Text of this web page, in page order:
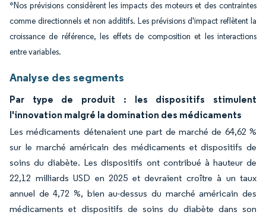
*Nos prévisions considèrent les impacts des moteurs et des contraintes
comme directionnels et non additifs. Les prévisions d'impact reflètent la
croissance de référence, les effets de composition et les interactions
entre variables.
Analyse des segments
Par type de produit : les dispositifs stimulent
l'innovation malgré la domination des médicaments
Les médicaments détenaient une part de marché de 64,62 %
sur le marché américain des médicaments et dispositifs de
soins du diabète. Les dispositifs ont contribué à hauteur de
22,12 milliards USD en 2025 et devraient croître à un taux
annuel de 4,72 %, bien au-dessus du marché américain des
médicaments et dispositifs de soins du diabète dans son